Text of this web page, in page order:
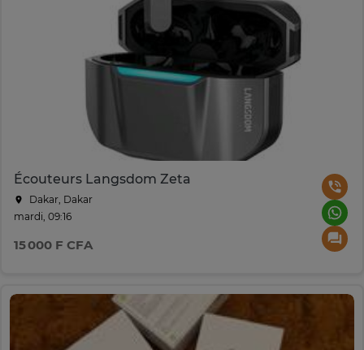
Écouteurs Langsdom Zeta
Dakar, Dakar
mardi, 09:16
15 000 F CFA